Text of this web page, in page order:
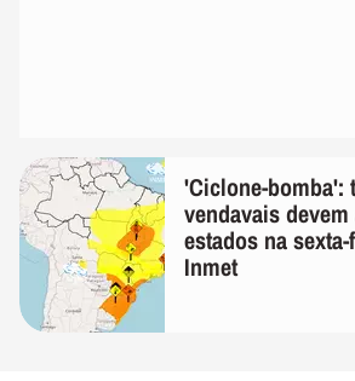
'Ciclone-bomba':
vendavais
estados na
Inmet